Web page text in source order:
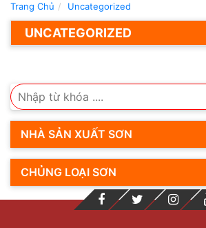
Trang Chủ Uncategorized
UNCATEGORIZED
NHÀ SẢN XUẤT SƠN
CHỦNG LOẠI SƠN